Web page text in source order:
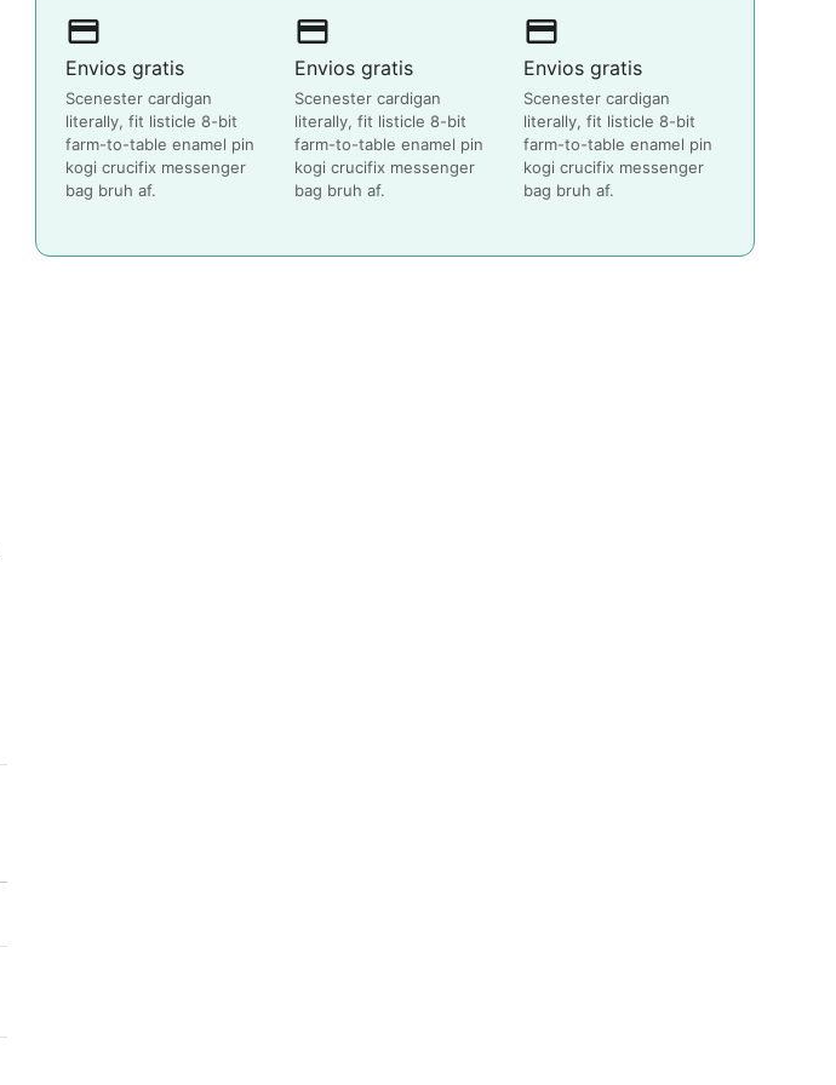
payment
Envios gratis
Scenester cardigan
literally, fit listicle 8-bit
farm-to-table enamel pin
kogi crucifix messenger
bag bruh af.
payment
Envios gratis
Scenester cardigan
literally, fit listicle 8-bit
farm-to-table enamel pin
kogi crucifix messenger
bag bruh af.
payment
Envios gratis
Scenester cardigan
literally, fit listicle 8-bit
farm-to-table enamel pin
kogi crucifix messenger
bag bruh af.